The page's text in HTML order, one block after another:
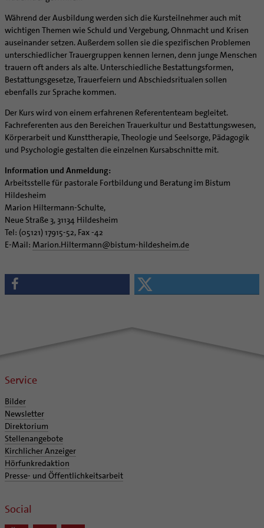
Kategoriale und Diakonale Seelsorge
Notfall
Polizei- und Feuerwehr
Schule
Gefängnisseelsorge
Segensorte
Veranstaltungen
Supervision
Coaching
Aufbrüche in der Kirche
Ehrenamtliche
KirchenZeitung online
Verwaltungsbeauftragte / Verwaltungsleitungen in
Pfarrgemeinden
Während der Ausbildung werden sich die Kursteilnehmer auch mit
wichtigen Themen wie Schuld und Vergebung, Ohnmacht und Krisen
auseinander setzen. Außerdem sollen sie die spezifischen Problemen
unterschiedlicher Trauergruppen kennen lernen, denn junge Menschen
trauern oft anders als alte. Unterschiedliche Bestattungsformen,
Bestattungsgesetze, Trauerfeiern und Abschiedsritualen sollen
ebenfalls zur Sprache kommen.
Der Kurs wird von einem erfahrenen Referententeam begleitet.
Fachreferenten aus den Bereichen Trauerkultur und Bestattungswesen,
Körperarbeit und Kunsttherapie, Theologie und Seelsorge, Pädagogik
und Psychologie gestalten die einzelnen Kursabschnitte mit.
Information und Anmeldung:
Arbeitsstelle für pastorale Fortbildung und Beratung im Bistum
Hildesheim
Marion Hiltermann-Schulte,
Neue Straße 3, 31134 Hildesheim
Tel: (05121) 17915-52, Fax -42
E-Mail: Marion.Hiltermann@bistum-hildesheim.de
Service
Bilder
Newsletter
Direktorium
Stellenangebote
Kirchlicher Anzeiger
Hörfunkredaktion
Presse- und Öffentlichkeitsarbeit
Social